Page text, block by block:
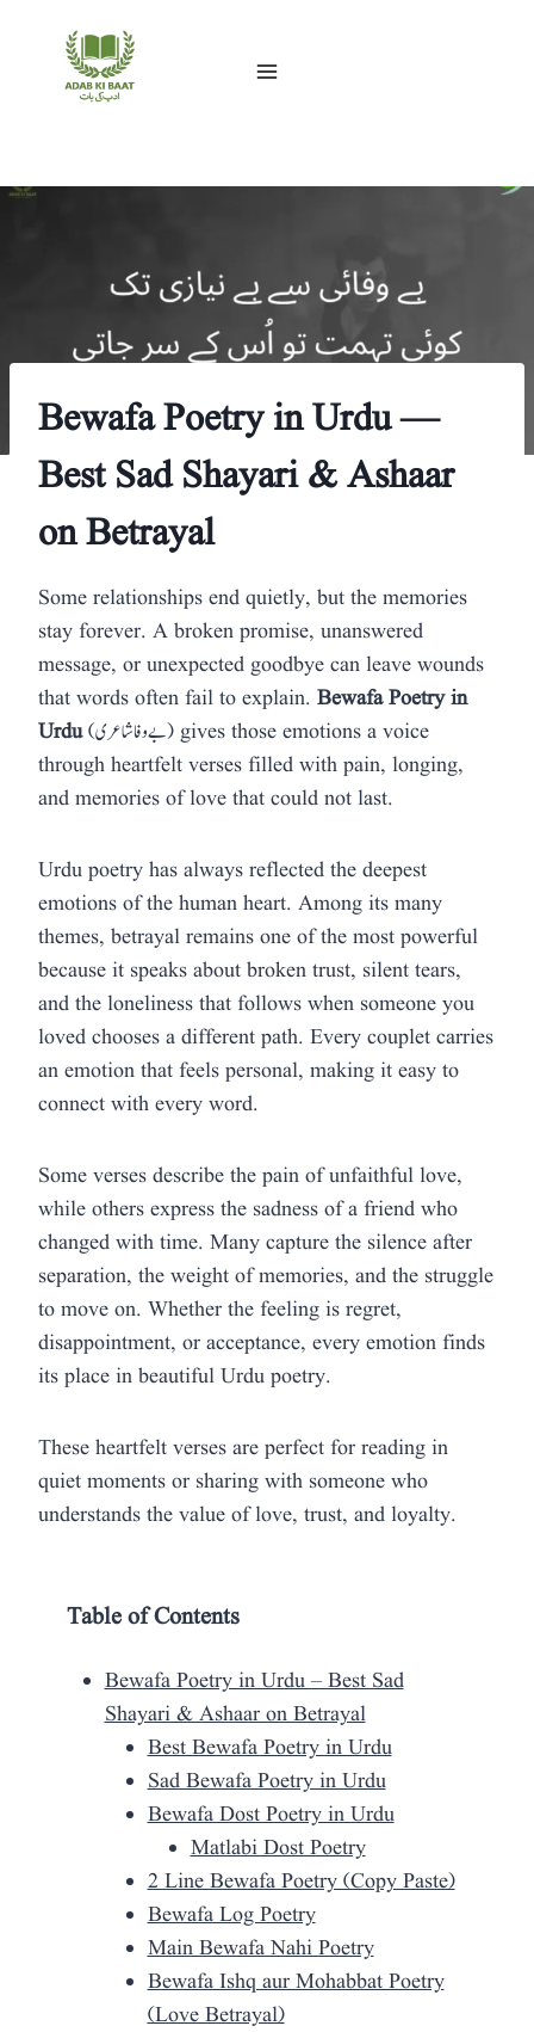
Bewafa Poetry in Urdu —
Best Sad Shayari & Ashaar
on Betrayal
Some relationships end quietly, but the memories
stay forever. A broken promise, unanswered
message, or unexpected goodbye can leave wounds
that words often fail to explain. Bewafa Poetry in
Urdu(بے وفا شاعری) gives those emotions a voice
through heartfelt verses filled with pain, longing,
and memories of love that could not last.
Urdu poetry has always reflected the deepest
emotions of the human heart. Among its many
themes, betrayal remains one of the most powerful
because it speaks about broken trust, silent tears,
and the loneliness that follows when someone you
loved chooses a different path. Every couplet carries
an emotion that feels personal, making it easy to
connect with every word.
Some verses describe the pain of unfaithful love,
while others express the sadness of a friend who
changed with time. Many capture the silence after
separation, the weight of memories, and the struggle
to move on. Whether the feeling is regret,
disappointment, or acceptance, every emotion finds
its place in beautiful Urdu poetry.
These heartfelt verses are perfect for reading in
quiet moments or sharing with someone who
understands the value of love, trust, and loyalty.
Table of Contents
Bewafa Poetry in Urdu – Best Sad
Shayari & Ashaar on Betrayal
Best Bewafa Poetry in Urdu
Sad Bewafa Poetry in Urdu
Bewafa Dost Poetry in Urdu
Matlabi Dost Poetry
2 Line Bewafa Poetry (Copy Paste)
Bewafa Log Poetry
Main Bewafa Nahi Poetry
Bewafa Ishq aur Mohabbat Poetry
(Love Betrayal)